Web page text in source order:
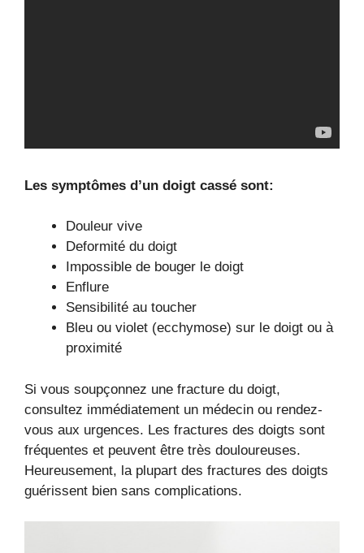
Les symptômes d’un doigt cassé sont:
Douleur vive
Deformité du doigt
Impossible de bouger le doigt
Enflure
Sensibilité au toucher
Bleu ou violet (ecchymose) sur le doigt ou à
proximité
Si vous soupçonnez une fracture du doigt,
consultez immédiatement un médecin ou rendez-
vous aux urgences. Les fractures des doigts sont
fréquentes et peuvent être très douloureuses.
Heureusement, la plupart des fractures des doigts
guérissent bien sans complications.